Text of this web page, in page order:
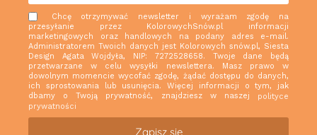
Chcę otrzymywać newsletter i wyrażam zgodę na
przesyłanie przez KolorowychSnów.pl informacji
marketingowych oraz handlowych na podany adres e-mail.
Administratorem Twoich danych jest Kolorowych snów.pl, Siesta
Design Agata Wojdyła, NIP: 7272528658. Twoje dane będą
przetwarzane w celu wysyłki newslettera. Masz prawo w
dowolnym momencie wycofać zgodę, żądać dostępu do danych,
ich sprostowania lub usunięcia. Więcej informacji o tym, jak
dbamy o Twoją prywatność, znajdziesz w naszej polityce
prywatności
Zapisz się